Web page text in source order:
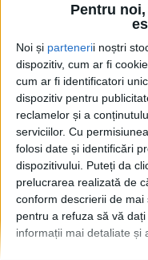
Pentru
Noi și partenerii noștri
dispozitiv, cum ar fi
cum ar fi identificatori
dispozitiv pentru
reclamelor și a
serviciilor. Cu
folosi date și identificări
dispozitivului. Puteți da
prelucrarea realizată de
conform descrierii de
pentru a refuza să vă
informații mai detaliate și